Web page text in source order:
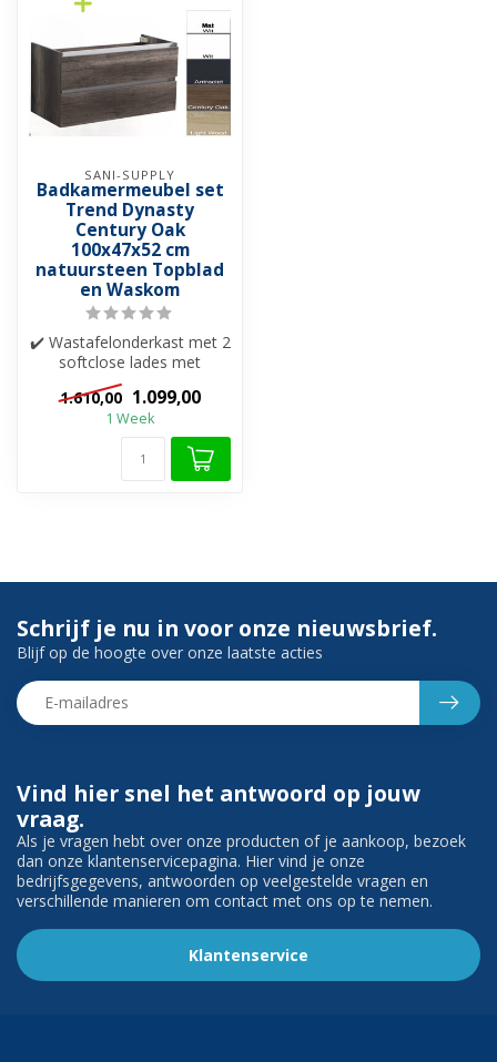
SANI-SUPPLY
Badkamermeubel set
Trend Dynasty
Century Oak
100x47x52 cm
natuursteen Topblad
en Waskom
✔️ Wastafelonderkast met 2
softclose lades met
greeplijst (aluminium)
✔️ Natuur...
1.610,00 1.099,00
1 Week
Vind hier snel het antwoord op jouw
vraag.
Als je vragen hebt over onze producten of je aankoop, bezoek
dan onze klantenservicepagina. Hier vind je onze
bedrijfsgegevens, antwoorden op veelgestelde vragen en
verschillende manieren om contact met ons op te nemen.
Klantenservice
Schrijf je nu in voor onze nieuwsbrief.
Blijf op de hoogte over onze laatste acties